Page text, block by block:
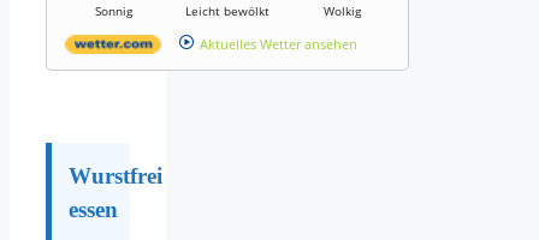
Sonnig
Leicht bewölkt
Wolkig
Aktuelles Wetter ansehen
Wurstfrei
essen